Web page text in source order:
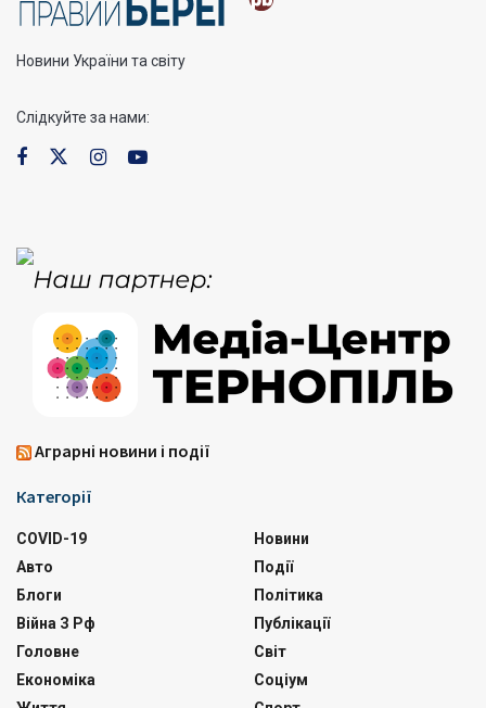
Новини України та світу
Слідкуйте за нами:
Аграрні новини і події
Категорії
COVID-19
Авто
Блоги
Війна З Рф
Головне
Економіка
Новини
Події
Політика
Публікації
Світ
Соціум